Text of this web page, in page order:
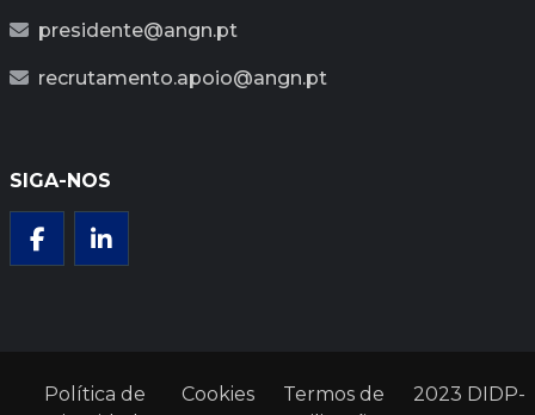
presidente@angn.pt
recrutamento.apoio@angn.pt
SIGA-NOS
Política de
Cookies
Termos de
2023 DIDP-